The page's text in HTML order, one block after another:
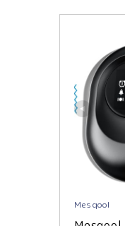
Mesqool